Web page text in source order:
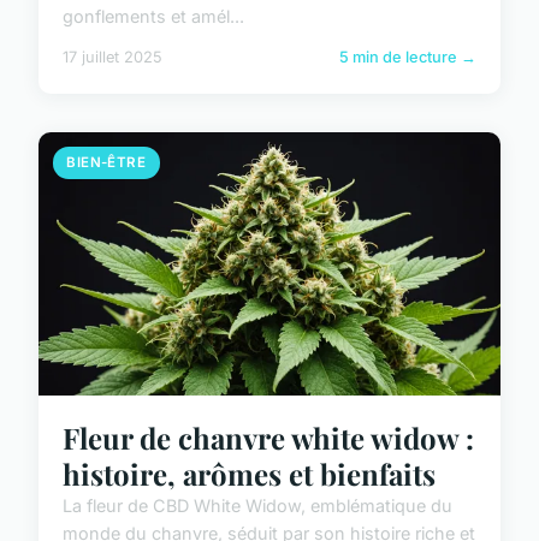
gonflements et amél...
17 juillet 2025 5 min de lecture →
BIEN-ÊTRE
Fleur de chanvre white widow :
histoire, arômes et bienfaits
La fleur de CBD White Widow, emblématique du
monde du chanvre, séduit par son histoire riche et